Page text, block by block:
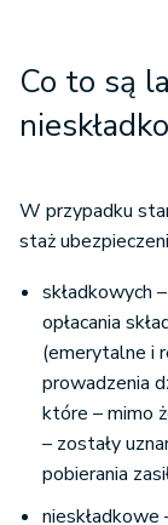
Co to są
W przypadku
staż
składkowych
opłacania
(emerytalne i
prowadzenia
które – mimo
– zostały
pobierania
nieskładkowe